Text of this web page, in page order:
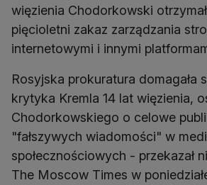
więzienia Chodorkowski
pięcioletni zakaz zarządzania
internetowymi i innymi
Rosyjska prokuratura domagała
krytyka Kremla 14 lat więzienia,
Chodorkowskiego o celowe
"fałszywych wiadomości" w
społecznościowych - przekazał
The Moscow Times w